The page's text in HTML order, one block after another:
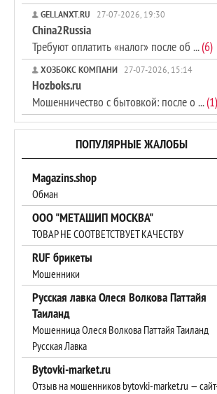
GELLANXT.RU 27-07-2026, 19:30
China2Russia
Требуют оплатить «налог» после об ...(6)
ХОЗБОКС КОМПАНИ 27-07-2026, 15:14
Hozboks.ru
Мошенничество с бытовкой: после о ...(1)
ПОПУЛЯРНЫЕ ЖАЛОБЫ
Magazins.shop
Обман
ООО "МЕТАШИП МОСКВА"
ТОВАР НЕ СООТВЕТСТВУЕТ КАЧЕСТВУ
RUF брикеты
Мошенники
Русская лавка Олеся Волкова Паттайя
Таиланд
Мошенница Олеся Волкова Паттайя Таиланд
Русская Лавка
Bytovki-market.ru
Отзыв на мошенников bytovki-market.ru —